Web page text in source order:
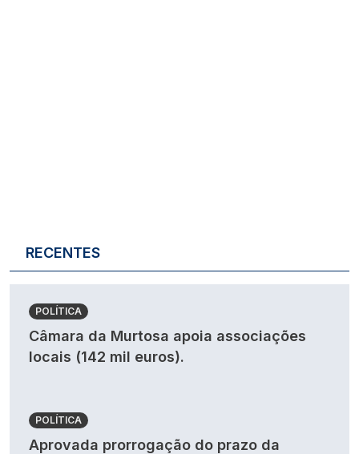
RECENTES
POLÍTICA
Câmara da Murtosa apoia associações
locais (142 mil euros).
POLÍTICA
Aprovada prorrogação do prazo da